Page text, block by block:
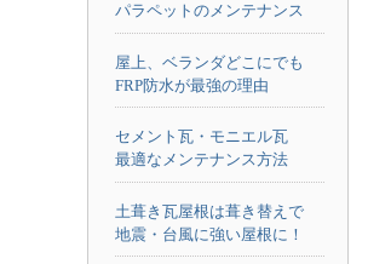
パラペットのメンテナンス
屋上、ベランダどこにでも
FRP防水が最強の理由
セメント瓦・モニエル瓦
最適なメンテナンス方法
土葺き瓦屋根は葺き替えで
地震・台風に強い屋根に！